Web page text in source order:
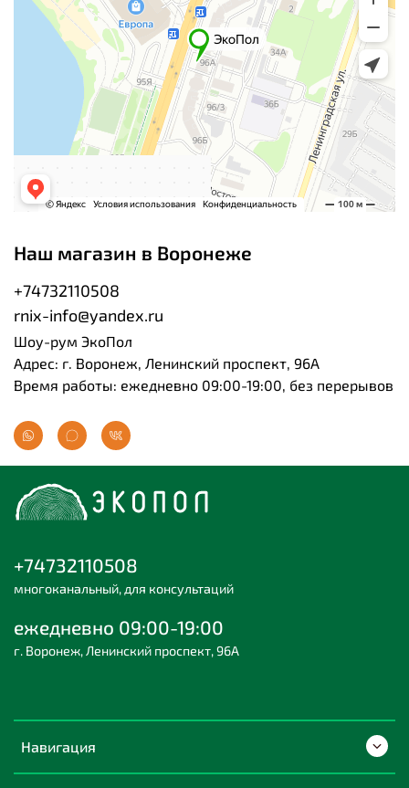
Наш магазин в Воронеже
+74732110508
rnix-info@yandex.ru
Шоу-рум ЭкоПол
Адрес: г. Воронеж, Ленинский проспект, 96А
Время работы: ежедневно 09:00-19:00, без перерывов
Навигация
+74732110508
многоканальный, для консультаций
ежедневно 09:00-19:00
г. Воронеж, Ленинский проспект, 96А